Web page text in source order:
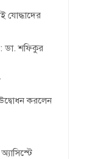
যোদ্ধাদের
ডা. শফিকুর
করলেন